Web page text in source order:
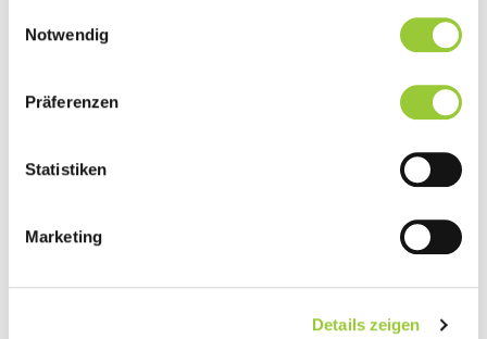
Cookies, wenn Sie unsere Webseite weiterhin nutzen.
Notwendig
Präferenzen
Statistiken
Marketing
Details zeigen